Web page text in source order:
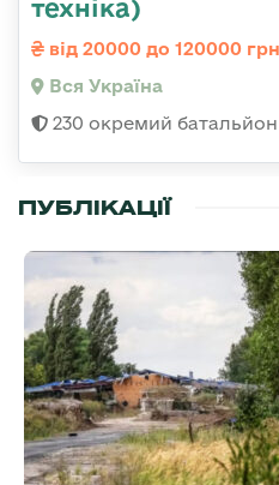
техніка)
від 20000 до 120000 грн
Вся Україна
230 окремий
ПУБЛІКАЦІЇ